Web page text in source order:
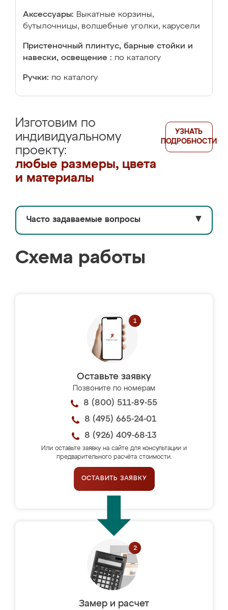
Аксессуары: Выкатные корзины,
бутылочницы, волшебные уголки, карусели
Пристеночный плинтус, барные стойки и
навески, освещение : по каталогу
Ручки: по каталогу
Изготовим по
индивидуальному
проекту:
любые размеры, цвета
и материалы
УЗНАТЬ
ПОДРОБНОСТИ
Часто задаваемые вопросы ▼
Схема работы
Оставьте заявку
Позвоните по номерам
8 (800) 511-89-55
8 (495) 665-24-01
8 (926) 409-68-13
Или оставьте заявку на сайте для консультации и
предварительного расчёта стоимости.
ОСТАВИТЬ ЗАЯВКУ
Замер и расчет